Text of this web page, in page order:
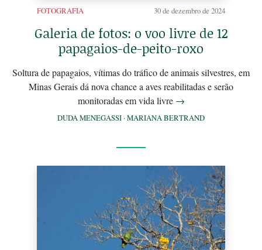
FOTOGRAFIA 30 de dezembro de 2024
Galeria de fotos: o voo livre de 12
papagaios-de-peito-roxo
Soltura de papagaios, vítimas do tráfico de animais silvestres, em
Minas Gerais dá nova chance a aves reabilitadas e serão
monitoradas em vida livre →
DUDA MENEGASSI ·MARIANA BERTRAND